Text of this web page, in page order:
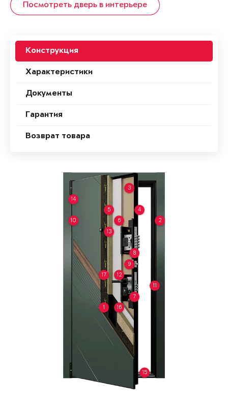
Посмотреть дверь в интерьере
Конструкция
Характеристики
Документы
Гарантия
Возврат товара
1
2
3
4
5
6
7
8
9
10
11
12
13
14
15
16
17